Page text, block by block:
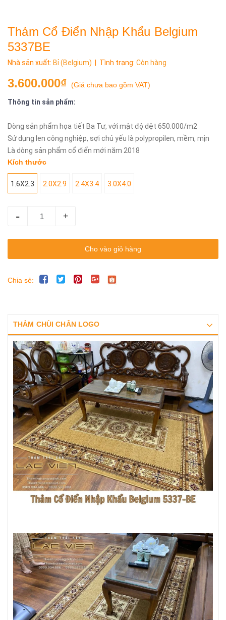
Thảm Cổ Điển Nhập Khẩu Belgium
5337BE
Nhà sản xuất: Bỉ (Belgium) | Tình trạng: Còn hàng
3.600.000₫ (Giá chưa bao gồm VAT)
Thông tin sản phẩm:
Dòng sản phẩm họa tiết Ba Tư, với mật độ dệt 650.000/m2
Sử dụng len công nghiệp, sợi chủ yếu là polypropilen, mềm, mịn
Là dòng sản phẩm cổ điển mới năm 2018
Kích thước
1.6X2.3 2.0X2.9 2.4X3.4 3.0X4.0
- +
Cho vào giỏ hàng
Chia sẻ:
THẢM CHÙI CHÂN LOGO